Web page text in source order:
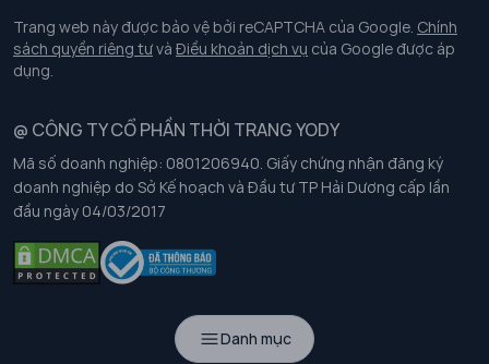
Danh mục
Chính sách bảo vệ dữ liệu cá nhân
Chính sách thanh toán, giao nhận
Chính sách chất lượng và an toàn sức khoẻ nghề nghiệp
Chính sách đơn đồng phục
Hướng dẫn chọn kích thước
Tuyển dụng
Trang web này được bảo vệ bởi reCAPTCHA của Google. Chính
sách quyền riêng tưvà Điều khoản dịch vụ của Google được áp
dụng.
@ CÔNG TY CỔ PHẦN THỜI TRANG YODY
Mã số doanh nghiệp: 0801206940. Giấy chứng nhận đăng ký
doanh nghiệp do Sở Kế hoạch và Đầu tư TP Hải Dương cấp lần
đầu ngày 04/03/2017